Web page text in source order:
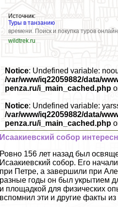
Источник:
Туры в танзанию
времени. Поиск и покупка туров онлайн
wildtrek.ru
Notice: Undefined variable:
/var/www/iq22059882/data/
penza.ru/i_main_cached.php
Notice: Undefined variable:
/var/www/iq22059882/data/
penza.ru/i_main_cached.php
Исаакиевский собор
Ровно 156 лет назад был
Исаакиевский собор. Его
при Петре, а завершили при
разные годы он был укрытием
и площадкой для физических
вспомнил эти и другие факты